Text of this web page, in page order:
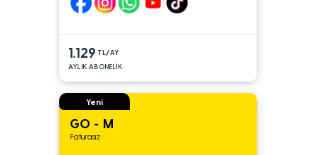
1.129 TL/AY
AYLIK ABONELİK
Yeni
GO - M
Faturasız